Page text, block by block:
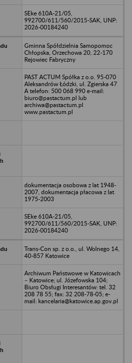
SEke 610A-21/05,
992700/611/560/2015-SAK, UNP:
2026-00184240
Gminna Spółdzielnia Samopomoc
Chłopska, Orzechowa 20, 22-170
Rejowiec Fabryczny
PAST ACTUM Spółka z o.o. 95-070
Aleksandrów Łódzki, ul. Zgierska 47
A telefon: 500 068 990 e-mail:
biuro@pastactum.pl lub
archiwa@pastactum.pl
www.pastactum.pl
dokumentacja osobowa z lat 1948-
2007, dokumentacja płacowa z lat
1975-2003
SEke 610A-21/05,
992700/611/560/2015-SAK, UNP:
2026-00184240
Trans-Con sp. z o.o., ul. Wolnego 14,
40-857 Katowice
Archiwum Państwowe w Katowicach
– Katowice; ul. Józefowska 104;
Biuro Obsługi Interesantów: tel. 32
208 78 55; fax: 32 208-78-05; e-
mail: kancelaria@katowice.ap.gov.pl